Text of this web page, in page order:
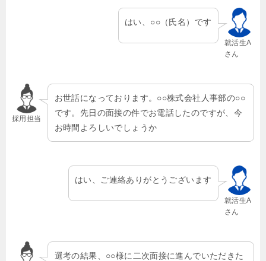
就活生A
さん
はい、○○（氏名）です
採用担当
お世話になっております。○○株式会社人事部の○○
です。先日の面接の件でお電話したのですが、今
お時間よろしいでしょうか
就活生A
さん
はい、ご連絡ありがとうございます
選考の結果、○○様に二次面接に進んでいただきた